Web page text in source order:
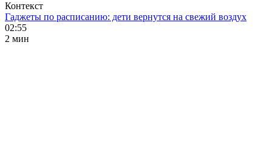
Контекст
Гаджеты по расписанию: дети вернутся на свежий воздух
02:55
2 мин